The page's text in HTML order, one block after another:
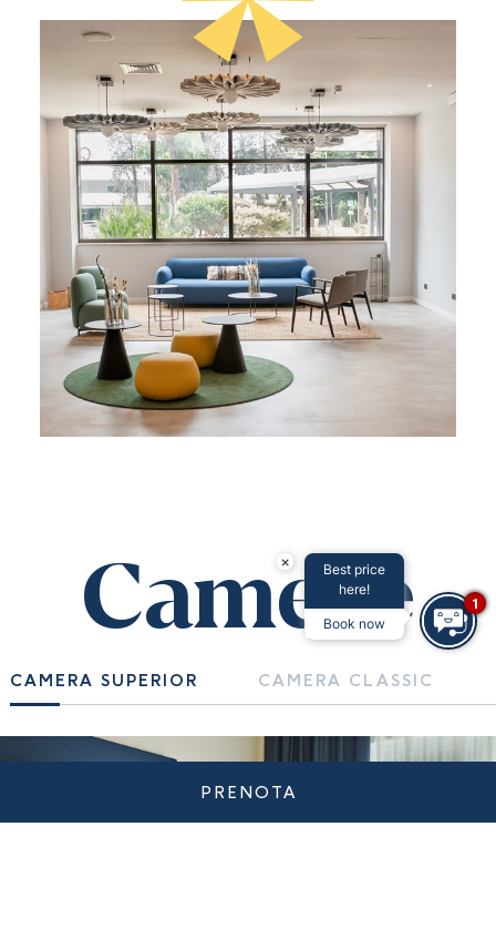
PRENOTA
Camere
CAMERA SUPERIOR CAMERA CLASSIC
×
Best price
here!
Book now
1